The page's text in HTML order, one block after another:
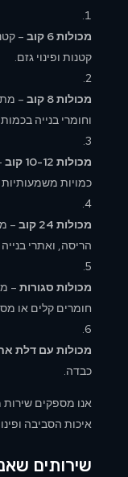
מכולות 6 קוב
–
קטנות ופינוי גזם.
מכולות 8 קוב
–
וחומרי בנייה בכמות
מכולות 10-12 קוב
כמויות
מכולות 24 קוב
–
הריסה, ואתרי בנייה
מכולות סגורות–
חומרים קלים או
מכולות עם דלת
כבדה.
אנו מספקים שירות
איכות הסביבה
שירותים